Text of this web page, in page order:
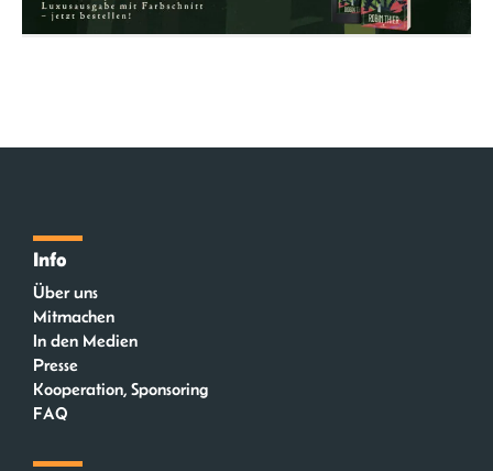
Info
Über uns
Mitmachen
In den Medien
Presse
Kooperation, Sponsoring
FAQ